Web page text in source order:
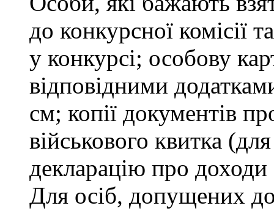
до конкурсної комісії
у конкурсі; особову
відповідними
см; копії документів
військового квитка
декларацію про доходи
Для осіб, допущених